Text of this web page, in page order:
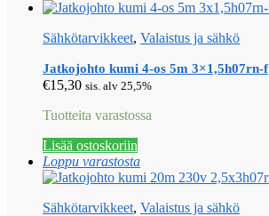
Sähkötarvikkeet, Valaistus ja sähkö
Jatkojohto kumi 4-os 5m 3×1,5h07rn-f
€15,30 sis. alv 25,5%
Tuotteita varastossa
Lisää ostoskoriin
Loppu varastosta
Sähkötarvikkeet, Valaistus ja sähkö